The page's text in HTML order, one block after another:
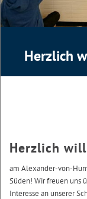
Herzlich
Herzlich
am Alexander-von-
Süden! Wir freuen uns
Interesse an unserer